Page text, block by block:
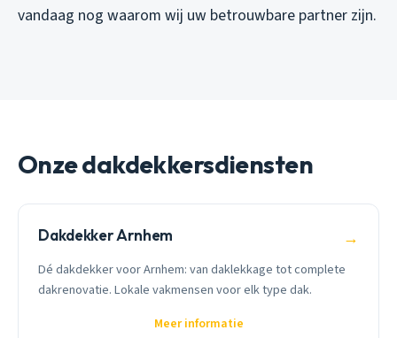
vandaag nog waarom wij uw betrouwbare partner zijn.
Onze dakdekkersdiensten
Dakdekker Arnhem →
Dé dakdekker voor Arnhem: van daklekkage tot complete
dakrenovatie. Lokale vakmensen voor elk type dak.
Meer informatie